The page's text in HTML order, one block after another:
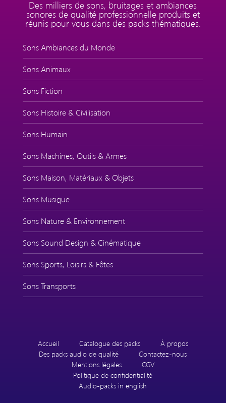
Des milliers de sons, bruitages et ambiances
sonores de qualité professionnelle produits et
réunis pour vous dans des packs thématiques.
Sons Ambiances du Monde
Sons Animaux
Sons Fiction
Sons Histoire & Civilisation
Sons Humain
Sons Machines, Outils & Armes
Sons Maison, Matériaux & Objets
Sons Musique
Sons Nature & Environnement
Sons Sound Design & Cinématique
Sons Sports, Loisirs & Fêtes
Sons Transports
Accueil Catalogue des packs
À propos
Des packs audio de qualité
Contactez-nous
Mentions légales
CGV
Politique de confidentialité
Audio-packs in english